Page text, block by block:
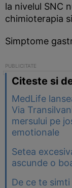
la nivelul SNC
chimioterapia
Simptome
Citeste si
MedLife
Via
mersului pe
emotionale
Setea
ascunde o
De ce te